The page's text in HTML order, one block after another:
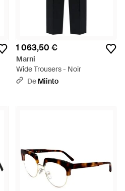
1 063,50 €
Marni
Wide Trousers - Noir
De Miinto